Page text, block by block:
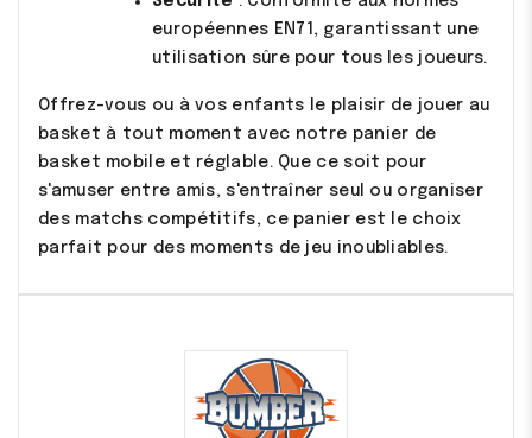
européennes EN71, garantissant une
utilisation sûre pour tous les joueurs.
Offrez-vous ou à vos enfants le plaisir de jouer au
basket à tout moment avec notre panier de
basket mobile et réglable. Que ce soit pour
s'amuser entre amis, s'entraîner seul ou organiser
des matchs compétitifs, ce panier est le choix
parfait pour des moments de jeu inoubliables.